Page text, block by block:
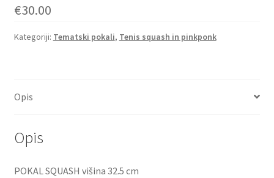
€30.00
Kategoriji: Tematski pokali, Tenis squash in pinkponk
Opis
Opis
POKAL SQUASH višina 32.5 cm